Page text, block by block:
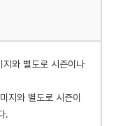
지와 별도로 시즌이나
지와 별도로 시즌이
.